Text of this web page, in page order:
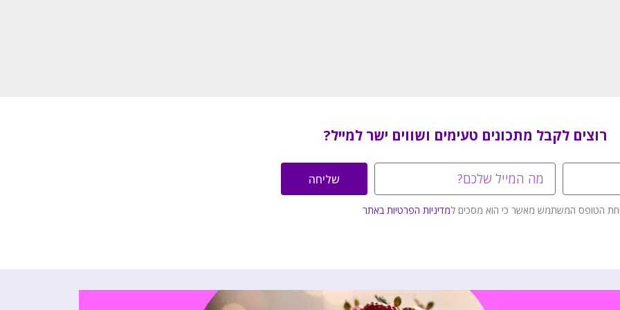
רוצים לקבל מתכונים טעימים ושווים ישר למייל?
הטופס המשתמש מאשר כי הוא מסכים למדיניות הפרטיות באתר
שליחה